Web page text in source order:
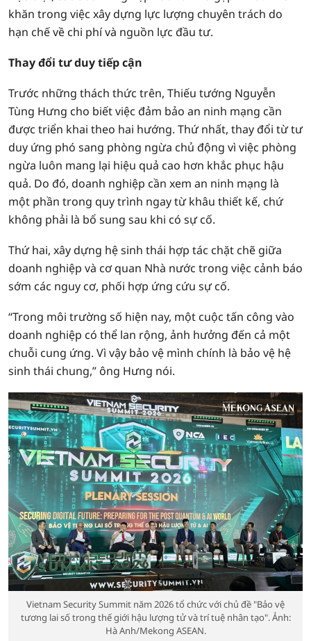
khăn trong việc xây dựng lực lượng chuyên trách do
hạn chế về chi phí và nguồn lực đầu tư.
Thay đổi tư duy tiếp cận
Trước những thách thức trên, Thiếu tướng Nguyễn
Tùng Hưng cho biết việc đảm bảo an ninh mạng cần
được triển khai theo hai hướng. Thứ nhất, thay đổi từ tư
duy ứng phó sang phòng ngừa chủ động vì việc phòng
ngừa luôn mang lại hiệu quả cao hơn khắc phục hậu
quả. Do đó, doanh nghiệp cần xem an ninh mạng là
một phần trong quy trình ngay từ khâu thiết kế, chứ
không phải là bổ sung sau khi có sự cố.
Thứ hai, xây dựng hệ sinh thái hợp tác chặt chẽ giữa
doanh nghiệp và cơ quan Nhà nước trong việc cảnh báo
sớm các nguy cơ, phối hợp ứng cứu sự cố.
“Trong môi trường số hiện nay, một cuộc tấn công vào
doanh nghiệp có thể lan rộng, ảnh hưởng đến cả một
chuỗi cung ứng. Vì vậy bảo vệ mình chính là bảo vệ hệ
sinh thái chung,” ông Hưng nói.
Vietnam Security Summit năm 2026 tổ chức với chủ đề "Bảo vệ
tương lai số trong thế giới hậu lượng tử và trí tuệ nhân tạo". Ảnh:
Hà Anh/Mekong ASEAN.